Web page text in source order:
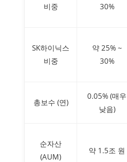
비중 30%
SK하이닉스
비중
약 25% ~
30%
총보수 (연)
0.05% (매우
낮음)
순자산
(AUM)
약 1.5조 원